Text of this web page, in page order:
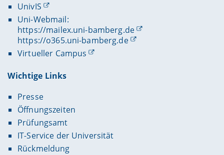
UnivIS
Uni-Webmail:
https://mailex.uni-bamberg.de
https://o365.uni-bamberg.de
Virtueller Campus
Wichtige Links
Presse
Öffnungszeiten
Prüfungsamt
IT-Service der Universität
Rückmeldung